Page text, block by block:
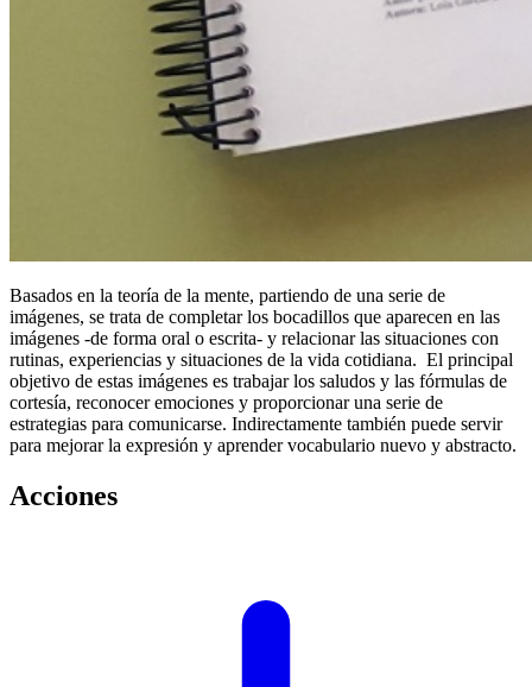
Basados en la teoría de la mente, partiendo de una serie de
imágenes, se trata de completar los bocadillos que aparecen en las
imágenes -de forma oral o escrita- y relacionar las situaciones con
rutinas, experiencias y situaciones de la vida cotidiana. El principal
objetivo de estas imágenes es trabajar los saludos y las fórmulas de
cortesía, reconocer emociones y proporcionar una serie de
estrategias para comunicarse. Indirectamente también puede servir
para mejorar la expresión y aprender vocabulario nuevo y abstracto.
Acciones